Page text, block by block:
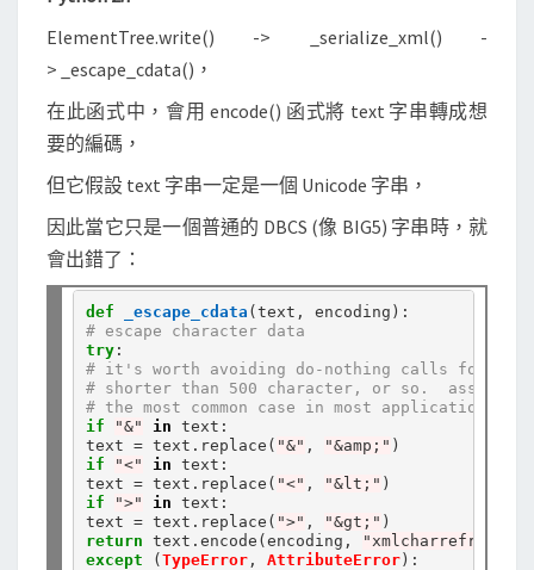
ElementTree.write() -> _serialize_xml() -
> _escape_cdata()，
在此函式中，會用 encode() 函式將 text 字串轉成想
要的編碼，
但它假設 text 字串一定是一個 Unicode 字串，
因此當它只是一個普通的 DBCS (像 BIG5) 字串時，就
會出錯了：
def _escape_cdata
# escape character data
try
# it's worth avoiding do-nothing calls for
# shorter than 500 character, or so.  assume
# the most common case in most applications.
if
"&" in text:
text = text . replace( "&" , "&amp;"
if
"<" in text:
text = text . replace( "<" , "&lt;"
if
">" in text:
text = text . replace( ">" , "&gt;"
return text . encode(encoding,
except ( TypeError, AttributeError):